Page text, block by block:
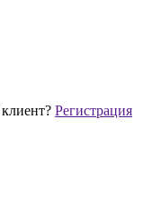
Регистрация